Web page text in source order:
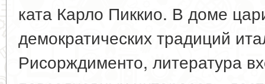
ката Карло Пиккио. В доме
демократических традиций
Рисорждименто, литература